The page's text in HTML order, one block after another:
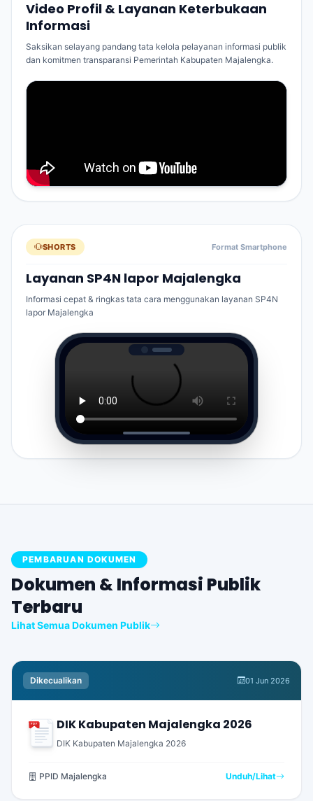
Video Profil & Layanan Keterbukaan
Informasi
Saksikan selayang pandang tata kelola pelayanan informasi publik
dan komitmen transparansi Pemerintah Kabupaten Majalengka.
SHORTS Format Smartphone
Layanan SP4N lapor Majalengka
Informasi cepat & ringkas tata cara menggunakan layanan SP4N
lapor Majalengka
PEMBARUAN DOKUMEN
Dokumen & Informasi Publik
Terbaru
Lihat Semua Dokumen Publik
Dikecualikan 01 Jun 2026
PDF DIK Kabupaten Majalengka 2026
DIK Kabupaten Majalengka 2026
PPID Majalengka Unduh/Lihat